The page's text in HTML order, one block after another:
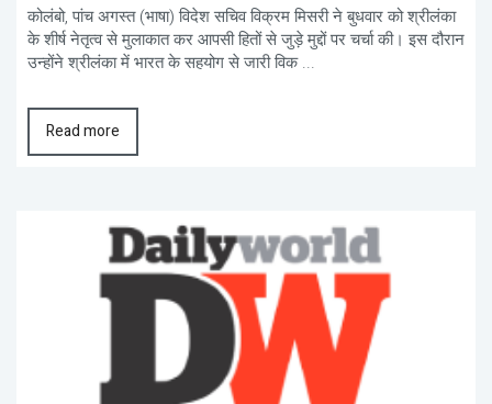
कोलंबो, पांच अगस्त (भाषा) विदेश सचिव विक्रम मिसरी ने बुधवार को श्रीलंका
के शीर्ष नेतृत्व से मुलाकात कर आपसी हितों से जुड़े मुद्दों पर चर्चा की। इस दौरान
उन्होंने श्रीलंका में भारत के सहयोग से जारी विक ...
Read more